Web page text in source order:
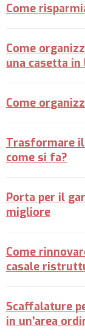
Come
Come
una casetta
Come
Trasformare
come si fa?
Porta per il
migliore
Come
casale
Scaffalature
in un'area